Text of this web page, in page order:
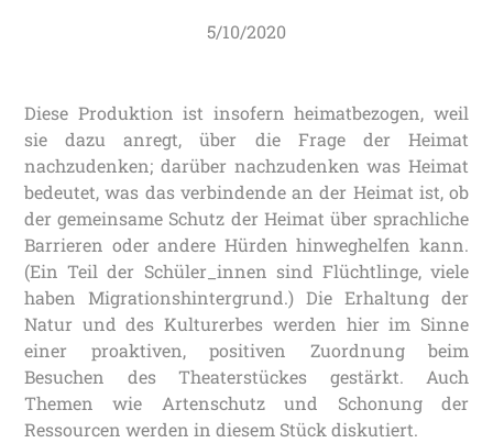
5/10/2020
Diese Produktion ist insofern heimatbezogen, weil
sie dazu anregt, über die Frage der Heimat
nachzudenken; darüber nachzudenken was Heimat
bedeutet, was das verbindende an der Heimat ist, ob
der gemeinsame Schutz der Heimat über sprachliche
Barrieren oder andere Hürden hinweghelfen kann.
(Ein Teil der Schüler_innen sind Flüchtlinge, viele
haben Migrationshintergrund.) Die Erhaltung der
Natur und des Kulturerbes werden hier im Sinne
einer proaktiven, positiven Zuordnung beim
Besuchen des Theaterstückes gestärkt. Auch
Themen wie Artenschutz und Schonung der
Ressourcen werden in diesem Stück diskutiert.